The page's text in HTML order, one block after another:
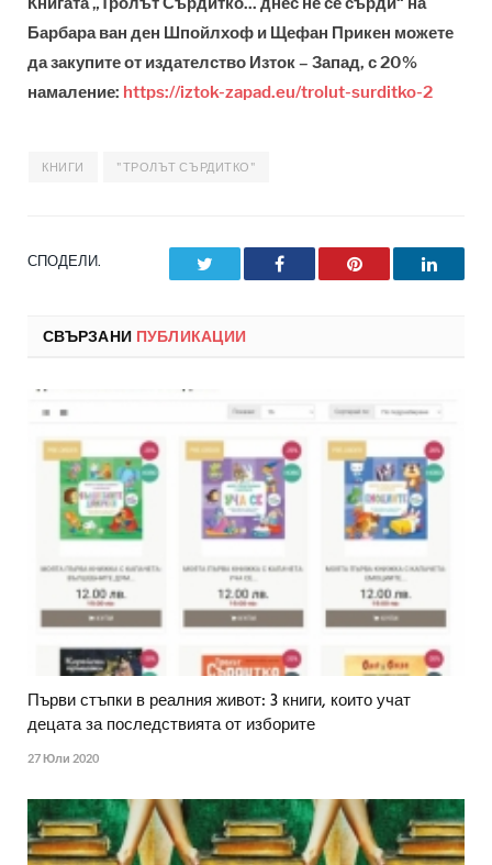
Барбара ван ден Шпойлхоф и Щефан Прикен можете
да закупите от издателство Изток – Запад, с 20%
намаление: https://iztok-zapad.eu/trolut-surditko-2
КНИГИ "ТРОЛЪТ СЪРДИТКО"
СПОДЕЛИ. Facebook Pinterest
СВЪРЗАНИ ПУБЛИКАЦИИ
Първи стъпки в реалния живот: 3 книги, които учат
децата за последствията от изборите
27 Юли 2020